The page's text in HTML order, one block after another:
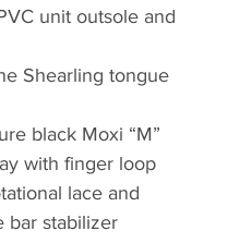
unit outsole and
Shearling tongue
black Moxi “M”
with finger loop
lace and
bar stabilizer